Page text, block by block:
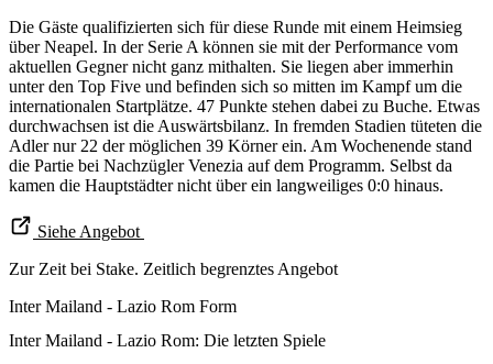
Die Gäste qualifizierten sich für diese Runde mit einem Heimsieg
über Neapel. In der Serie A können sie mit der Performance vom
aktuellen Gegner nicht ganz mithalten. Sie liegen aber immerhin
unter den Top Five und befinden sich so mitten im Kampf um die
internationalen Startplätze. 47 Punkte stehen dabei zu Buche. Etwas
durchwachsen ist die Auswärtsbilanz. In fremden Stadien tüteten die
Adler nur 22 der möglichen 39 Körner ein. Am Wochenende stand
die Partie bei Nachzügler Venezia auf dem Programm. Selbst da
kamen die Hauptstädter nicht über ein langweiliges 0:0 hinaus.
Siehe Angebot
Zur Zeit bei Stake. Zeitlich begrenztes Angebot
Inter Mailand - Lazio Rom Form
Inter Mailand - Lazio Rom: Die letzten Spiele